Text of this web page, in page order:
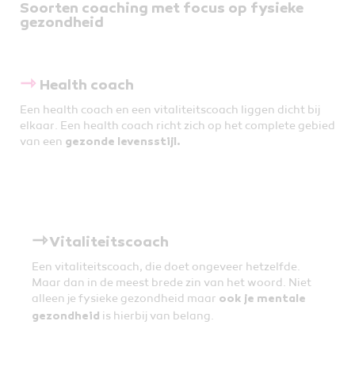
Soorten coaching met focus op fysieke
gezondheid
⇾ Health coach
Een health coach en een vitaliteitscoach liggen dicht bij
elkaar. Een health coach richt zich op het complete gebied
van een gezonde levensstijl.
⇾Vitaliteitscoach
Een vitaliteitscoach, die doet ongeveer hetzelfde.
Maar dan in de meest brede zin van het woord. Niet
alleen je fysieke gezondheid maar ook je mentale
gezondheid is hierbij van belang.